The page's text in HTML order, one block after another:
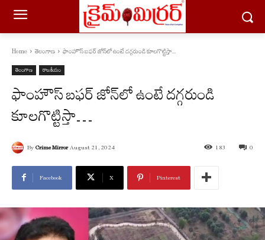
Home తెలంగాణ ఫాంహౌస్ బఫర్ జోన్‌లో ఉంటే దగ్గరుండి కూలగొట్టిస్తా...
తెలంగాణ రాజకీయం
ఫాంహౌస్ బఫర్ జోన్‌లో ఉంటే దగ్గరుండి
కూలగొట్టిస్తా…
By Crime Mirror August 21, 2024 0
183
Facebook X Pinterest